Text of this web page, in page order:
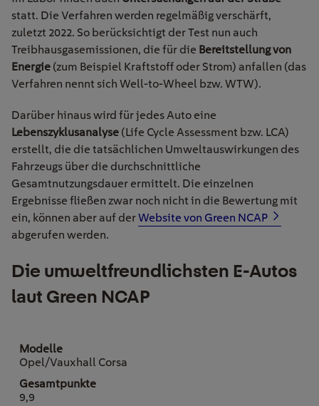
statt. Die Verfahren werden regelmäßig verschärft,
zuletzt 2022. So berücksichtigt der Test nun auch
Treibhausgasemissionen, die für die Bereitstellung von
Energie (zum Beispiel Kraftstoff oder Strom) anfallen (das
Verfahren nennt sich Well-to-Wheel bzw. WTW).
Darüber hinaus wird für jedes Auto eine
Lebenszyklusanalyse (Life Cycle Assessment bzw. LCA)
erstellt, die die tatsächlichen Umweltauswirkungen des
Fahrzeugs über die durchschnittliche
Gesamtnutzungsdauer ermittelt. Die einzelnen
Ergebnisse fließen zwar noch nicht in die Bewertung mit
ein, können aber auf derWebsite von Green NCAP
abgerufen werden.
Die umweltfreundlichsten E-Autos
laut Green NCAP
Opel/Vauxhall Corsa
9,9